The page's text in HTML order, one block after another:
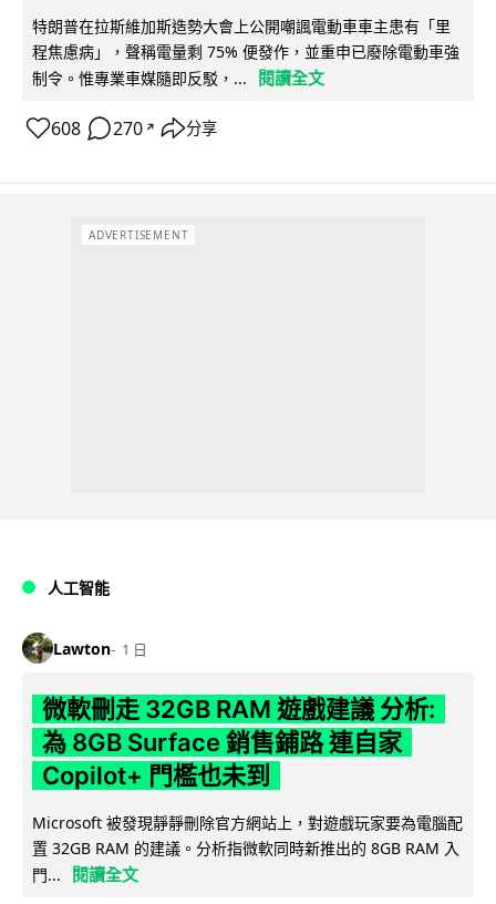
特朗普在拉斯維加斯造勢大會上公開嘲諷電動車車主患有「里
程焦慮病」，聲稱電量剩 75% 便發作，並重申已廢除電動車強
制令。惟專業車媒隨即反駁，...
閱讀全文
608 270 ↗ 分享
ADVERTISEMENT
人工智能
Lawton 1 日
微軟刪走 32GB RAM 遊戲建議 分析:
為 8GB Surface 銷售鋪路 連自家
Copilot+ 門檻也未到
Microsoft 被發現靜靜刪除官方網站上，對遊戲玩家要為電腦配
置 32GB RAM 的建議。分析指微軟同時新推出的 8GB RAM 入
門...
閱讀全文